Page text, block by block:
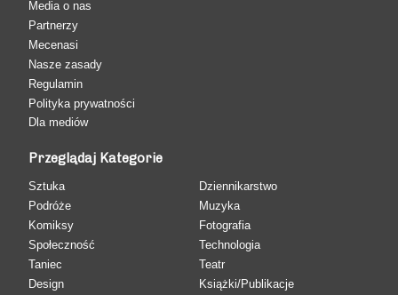
Media o nas
Partnerzy
Mecenasi
Nasze zasady
Regulamin
Polityka prywatności
Dla mediów
Przeglądaj Kategorie
Sztuka
Podróże
Komiksy
Społeczność
Taniec
Design
Dziennikarstwo
Muzyka
Fotografia
Technologia
Teatr
Książki/Publikacje